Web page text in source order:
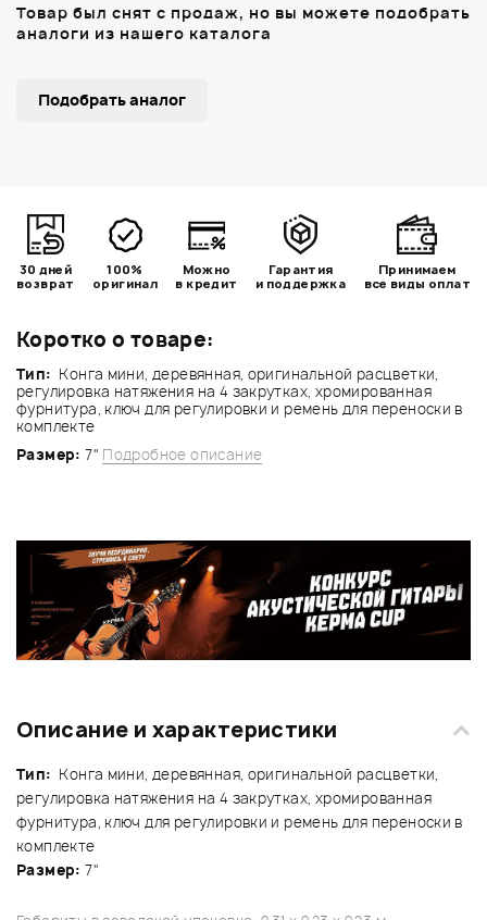
Коротко о товаре:
Тип: Конга мини, деревянная, оригинальной расцветки,
регулировка натяжения на 4 закрутках, хромированная
фурнитура, ключ для регулировки и ремень для переноски в
комплекте
Размер: 7" Подробное описание
Товар был снят с продаж, но вы можете подобрать
аналоги из нашего каталога
Подобрать аналог
30 дней
возврат
100%
оригинал
Можно
в кредит
Гарантия
и поддержка
Принимаем
все виды оплат
Описание и характеристики
Тип: Конга мини, деревянная, оригинальной расцветки,
регулировка натяжения на 4 закрутках, хромированная
фурнитура, ключ для регулировки и ремень для переноски в
комплекте
Размер: 7"